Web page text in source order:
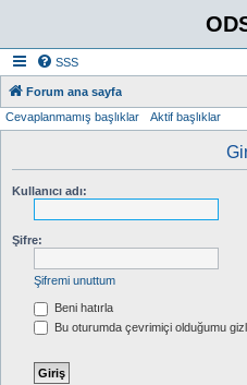
SSS
Forum ana sayfa
Cevaplanmamış başlıklar Aktif başlıklar
Kullanıcı adı:
Şifre:
Şifremi unuttum
Beni hatırla
Bu oturumda çevrimiçi olduğumu